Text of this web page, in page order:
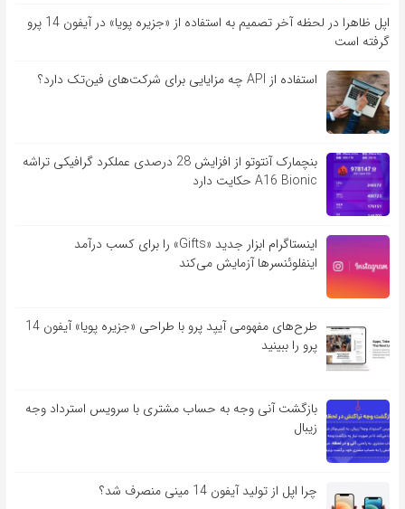
اپل ظاهرا در لحظه آخر تصمیم به استفاده از «جزیره پویا» در آیفون 14 پرو
گرفته است
استفاده از API چه مزایایی برای شرکت‌های فین‌تک دارد؟
بنچمارک آنتوتو از افزایش 28 درصدی عملکرد گرافیکی تراشه
A16 Bionic حکایت دارد
اینستاگرام ابزار جدید «Gifts» را برای کسب درآمد
اینفلوئنسرها آزمایش می‌کند
طرح‌های مفهومی آیپد پرو با طراحی «جزیره پویا» آیفون 14
پرو را ببینید
بازگشت آنی وجه به حساب مشتری با سرویس استرداد وجه
زیبال
چرا اپل از تولید آیفون 14 مینی منصرف شد؟